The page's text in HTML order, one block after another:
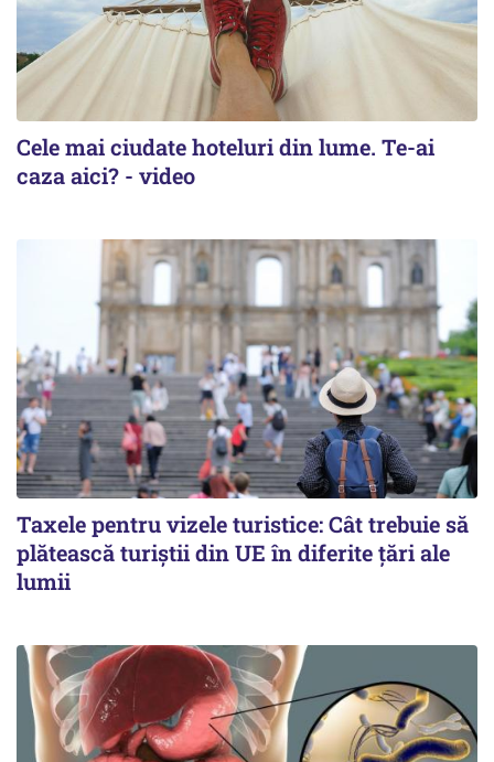
Cele mai ciudate hoteluri din lume. Te-ai
caza aici? - video
Taxele pentru vizele turistice: Cât trebuie să
plătească turiștii din UE în diferite țări ale
lumii